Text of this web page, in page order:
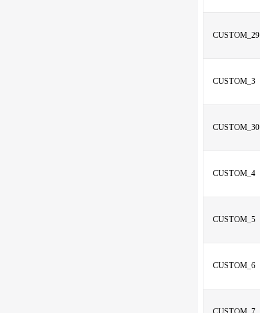
CUSTOM_29
CUSTOM_3
CUSTOM_30
CUSTOM_4
CUSTOM_5
CUSTOM_6